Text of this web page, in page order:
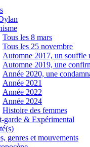
Tous les 8 mars
Tous les 25 novembre
Automne 2017, un souffle
Automne 2019, une
Année 2020, une
Année 2021
Année 2022
Année 2024
Histoire des femmes
garde & Expérimental
genres et mouvements